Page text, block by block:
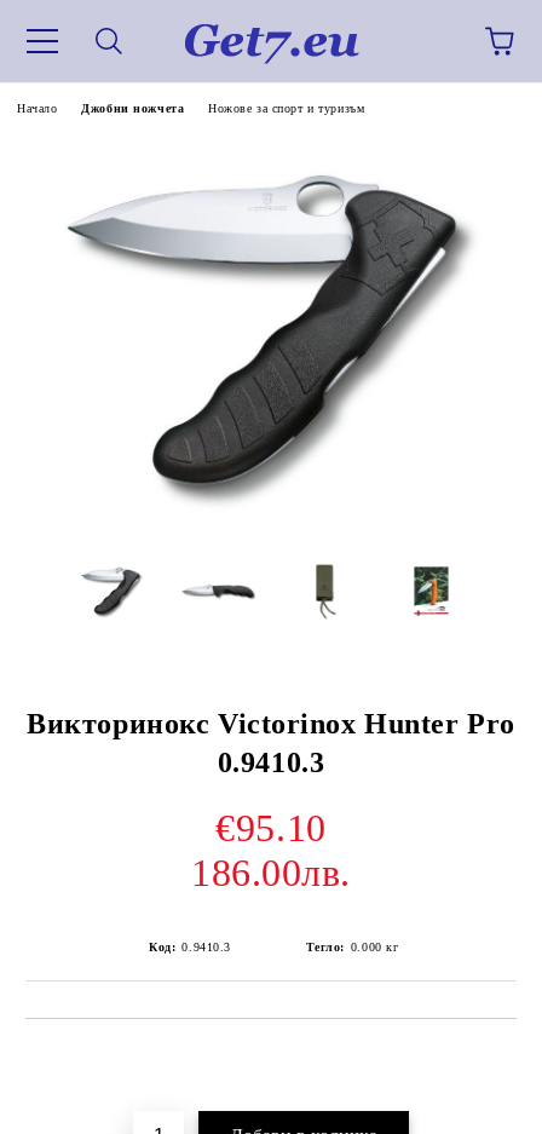
Начало Джобни ножчета Ножове за спорт и туризъм
Викторинокс Victorinox Hunter Pro
0.9410.3
€95.10
186.00лв.
Код: 0.9410.3 Тегло: 0.000 кг